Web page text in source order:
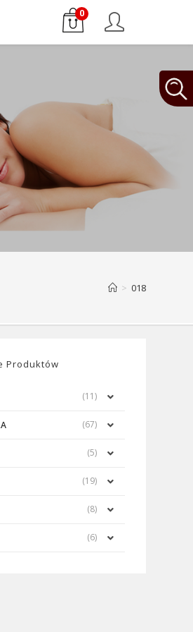
0
> 018
Produktów
(11)
(67)
(5)
(19)
(8)
(6)